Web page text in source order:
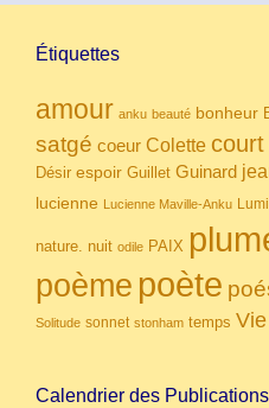
Étiquettes
amour anku beauté bonheur
satgé coeur Colette court
Désir espoir Guillet Guinard
lucienne Lucienne Maville-Anku
nature. nuit odile PAIX
poème poète
Solitude sonnet stonham temps Vie
Calendrier des Publications